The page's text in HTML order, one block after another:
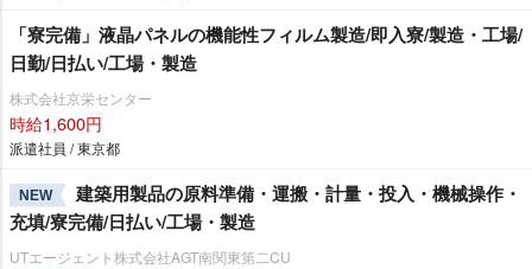
「寮完備」液晶パネルの機能性フィルム製造/即入寮/製造・工場/
日勤/日払い/工場・製造
株式会社京栄センター
時給1,600円
派遣社員 / 東京都
NEW
建築用製品の原料準備・運搬・計量・投入・機械操作・
充填/寮完備/日払い/工場・製造
UTエージェント株式会社AGT南関東第二CU